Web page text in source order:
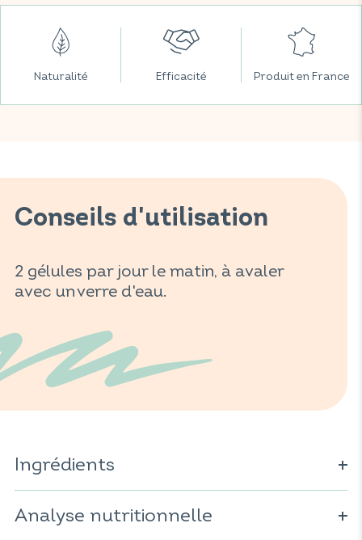
Naturalité Efficacité Produit en France
Conseils d'utilisation
2 gélules par jour le matin, à avaler
avec un verre d'eau.
Ingrédients
d'origine végétale (dérivé de cellulose) ; anti-agglomérant
: sels de magnésium d'acides gras ; bromélaïne (extraite
Analyse nutritionnelle